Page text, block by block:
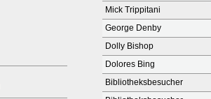
Mick Trippitani
George Denby
Dolly Bishop
Dolores Bing
Bibliotheksbesucher